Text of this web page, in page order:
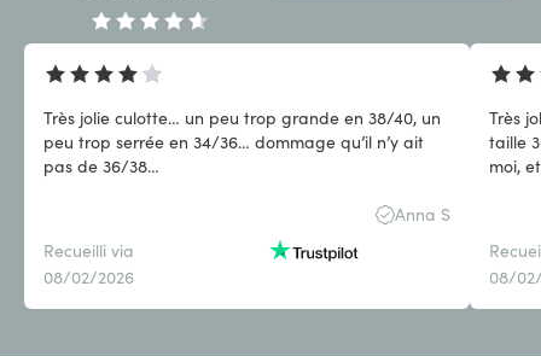
Très jolie culotte… un peu trop grande en 38/40, un
peu trop serrée en 34/36… dommage qu’il n’y ait
pas de 36/38…
Anna S
Recueilli via
08/02/2026
Très
taille
moi,
08/